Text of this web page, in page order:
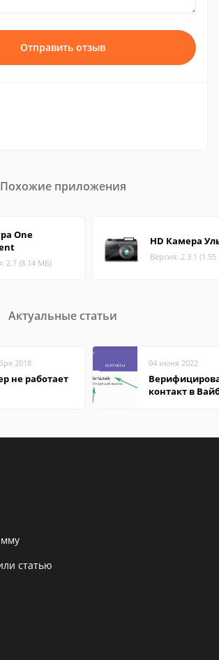
Отправить отзыв
Похожие приложения
One
2.7 (8.14 МБ)
HD Камера
Версия: 2.3.1
Актуальные статьи
2018
не работает
04 июня 2022
контакт в
статью